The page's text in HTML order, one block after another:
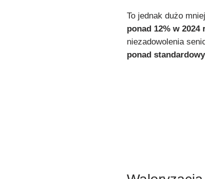
To jednak dużo
ponad 12% w
niezadowolenia
ponad